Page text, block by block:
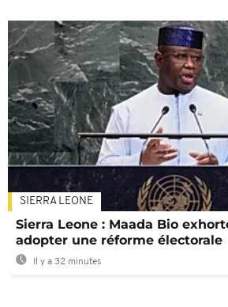
SIERRA LEONE
Sierra Leone : Maada Bio
adopter une réforme électorale
Il y a 32 minutes